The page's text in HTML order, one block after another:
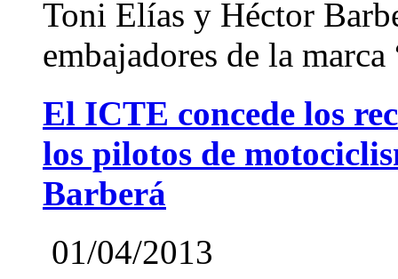
Toni Elías y Héctor
embajadores de la
El ICTE concede los
los pilotos de
Barberá
01/04/2013